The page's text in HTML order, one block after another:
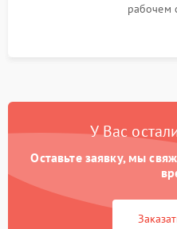
рабочем
У Вас
Оставьте заявку, мы